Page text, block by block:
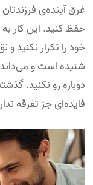
غرق آینده‌ی
حفظ کنید. این کار
خود را تکرار نکنید
شنیده است و می‌داند
دوباره رو نکنید.
فایده‌ای جز تفرقه